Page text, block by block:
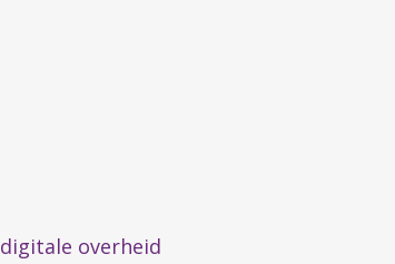
overheid